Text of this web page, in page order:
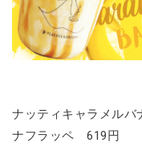
ナッティキャラメル
ナフラッペ 619円